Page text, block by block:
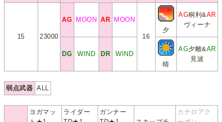
15 23000
AG MOON AR MOON
16
夕
AG桐利&AR
ヴィーナ
DG WIND DR
WIND
晴
AG夕離&AR
見波
弱点武器 ALL
ヨガマッ
ライダー
ガンナー
カナロアク